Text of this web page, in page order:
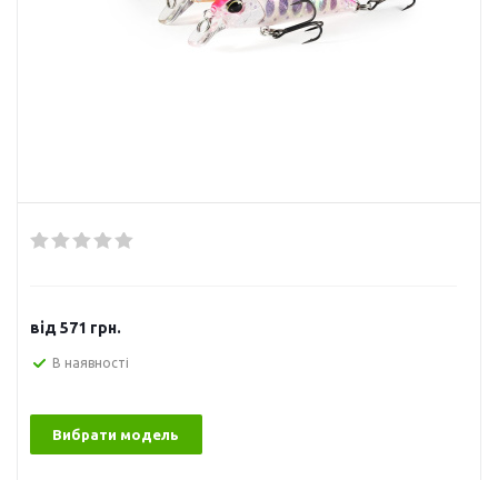
від571 грн.
В наявності
Вибрати модель